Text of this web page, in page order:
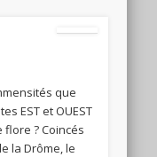
que
EST et OUEST
? Coincés
la Drôme, le